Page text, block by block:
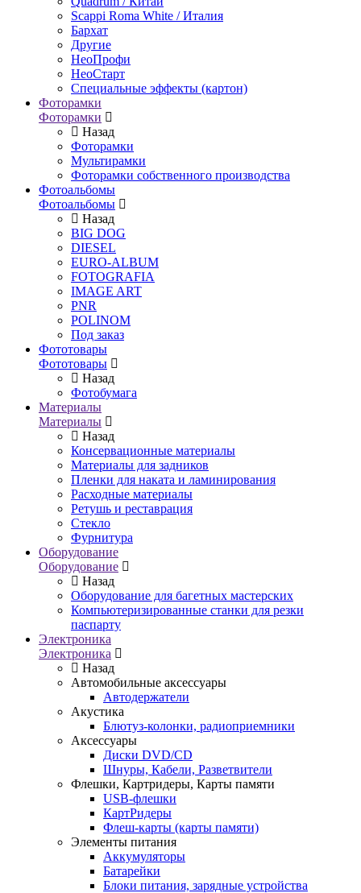
Scappi Roma White / Италия
Бархат
Другие
НеоПрофи
НеоСтарт
Специальные эффекты (картон)
Фоторамки
Фоторамки
Назад
Фоторамки
Мультирамки
Фоторамки собственного производства
Фотоальбомы
Фотоальбомы
Назад
BIG DOG
DIESEL
EURO-ALBUM
FOTOGRAFIA
IMAGE ART
PNR
POLINOM
Под заказ
Фототовары
Фототовары
Назад
Фотобумага
Материалы
Материалы
Назад
Консервационные материалы
Материалы для задников
Пленки для наката и ламинирования
Расходные материалы
Ретушь и реставрация
Стекло
Фурнитура
Оборудование
Оборудование
Назад
Оборудование для багетных мастерских
Компьютеризированные станки для резки
паспарту
Электроника
Электроника
Назад
Автомобильные аксессуары
Автодержатели
Акустика
Блютуз-колонки, радиоприемники
Аксессуары
Диски DVD/CD
Шнуры, Кабели, Разветвители
Флешки, Картридеры, Карты памяти
USB-флешки
КартРидеры
Флеш-карты (карты памяти)
Элементы питания
Аккумуляторы
Батарейки
Блоки питания, зарядные устройства